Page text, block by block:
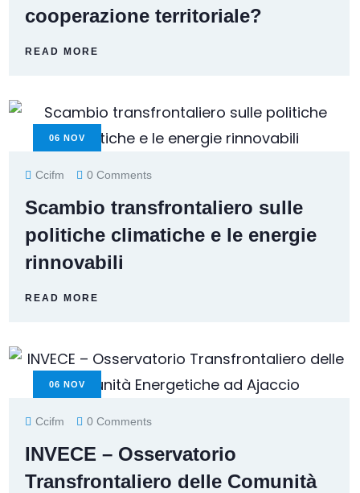
cooperazione territoriale?
READ MORE
06 NOV
Ccifm 0 Comments
Scambio transfrontaliero sulle
politiche climatiche e le energie
rinnovabili
READ MORE
06 NOV
Ccifm 0 Comments
INVECE – Osservatorio
Transfrontaliero delle Comunità